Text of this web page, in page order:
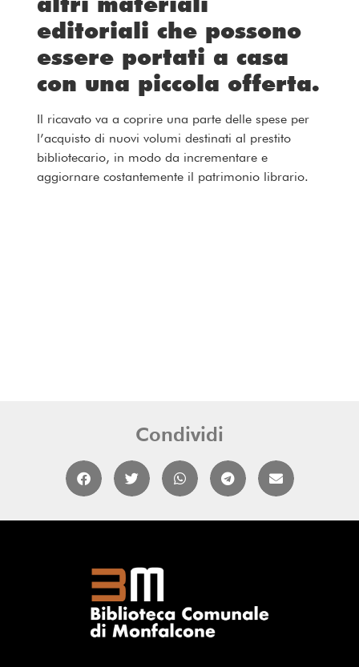
editoriali che possono
essere portati a casa
con una piccola offerta.
Il ricavato va a coprire una parte delle spese per
l’acquisto di nuovi volumi destinati al prestito
bibliotecario, in modo da incrementare e
aggiornare costantemente il patrimonio librario.
Condividi